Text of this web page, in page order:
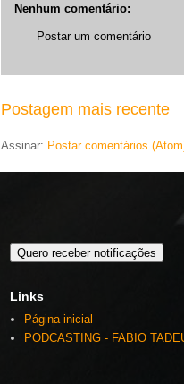
Nenhum comentário:
Postar um comentário
Postagem mais recente
Assinar: Postar comentários
Quero receber notificações
Links
Página inicial
PODCASTING - FABIO